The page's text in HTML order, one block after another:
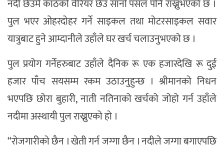
नदी छेउमै काठको वेरियर छेउ सानो पसल पनि राख्नुभएको छ ।
पुल भएर ओहरदोहर गर्ने साइकल तथा मोटरसाइकल सवार
यात्रुबाट हुने आम्दानीले उहाँले घर खर्च चलाउनुभएको छ ।
पुल प्रयोग गर्नेहरुबाट उहाँले दैनिक रू एक हजारदेखि रू दुई
हजार पाँच सयसम्म रकम उठाउनुहुन्छ । श्रीमानको निधन
भएपछि छोरा बुहारी, नाती नतिनाको खर्चको जोहो गर्न उहाँले
नदीमा अस्थायी पुल राख्नुएको हो ।
“रोजगारीको छैन । खेती गर्न जग्गा छैन । नदीले जग्गा बगाएपछि